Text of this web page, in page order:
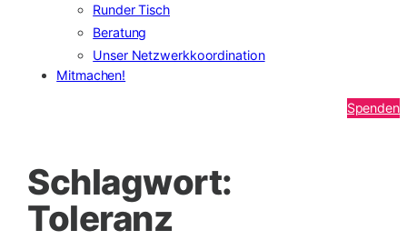
Runder Tisch
Beratung
Unser Netzwerkkoordination
Mitmachen!
Spenden
Schlagwort:
Toleranz